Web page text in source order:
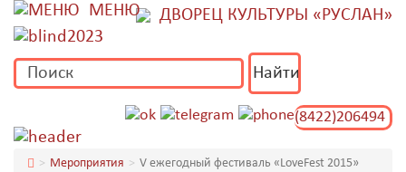
МЕНЮ ДВОРЕЦ КУЛЬТУРЫ «РУСЛАН»
(8422)206494
Мероприятия V ежегодный фестиваль «LoveFest 2015»